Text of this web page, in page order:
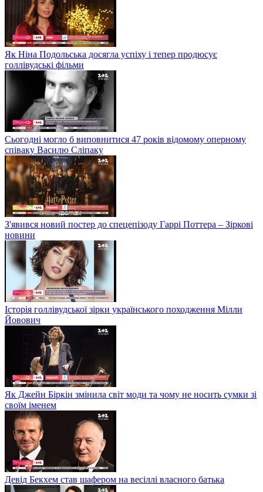
Як Ніна Подольська досягла успіху і тепер продюсує
голлівудські фільми
Сьогодні могло б виповнитися 47 років відомому оперному
співаку Василю Сліпаку
З'явився новий постер до спецепізоду Гаррі Поттера – Зіркові
новини
Історія голлівудської зірки українського походження Мілли
Йовович
Як Джейн Біркін змінила світ моди та чому не носить сумки зі
своїм іменем
Девід Бекхем став шафером на весіллі власного батька